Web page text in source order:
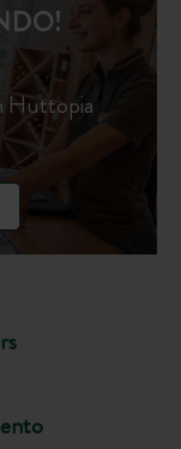
Huttopia